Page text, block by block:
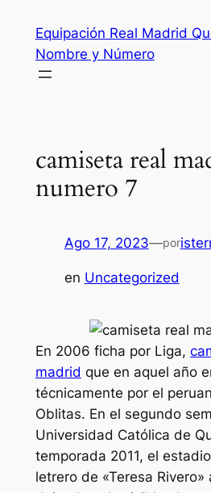
contenido
Equipación Real Madrid
Nombre y Número
camiseta real
numero 7
Ago 17, 2023—por
en Uncategorized
En 2006 ficha por Liga,
madrid que en aquel año
técnicamente por el
Oblitas. En el segundo
Universidad Católica de
temporada 2011, el
letrero de «Teresa Rivero»